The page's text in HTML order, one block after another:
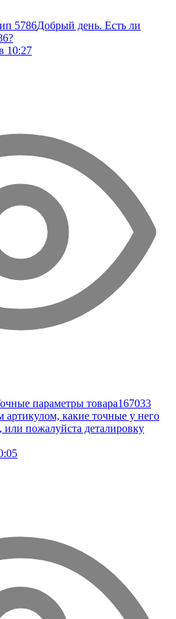
5786Добрый день. Есть ли
10:27
параметры товара167033
артикулом, какие точные у него
пожалуйста деталировку